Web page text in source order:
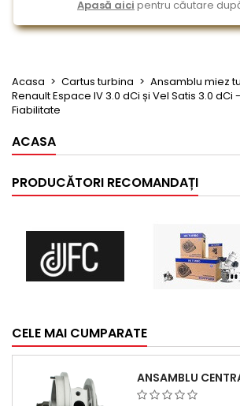
Apasă aici pentru căutare
Acasa Cartus turbina
Ansamblu miez
Renault Espace IV 3.0 dCi și Vel Satis 3.0
Fiabilitate
ACASA
PRODUCĂTORI RECOMANDAȚI
CELE MAI CUMPARATE